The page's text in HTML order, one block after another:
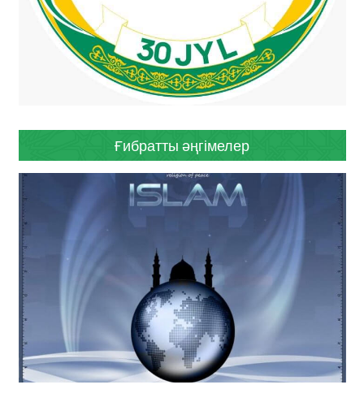
Ғибратты әңгімелер